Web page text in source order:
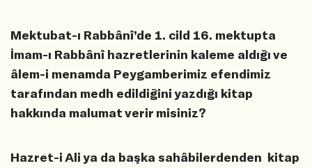
Mektubat-ı Rabbânî’de 1. cild 16. mektupta
İmam-ı Rabbânî hazretlerinin kaleme aldığı ve
âlem-i menamda Peygamberimiz efendimiz
tarafından medh edildiğini yazdığı kitap
hakkında malumat verir misiniz?
Hazret-i Ali ya da başka sahâbilerdenden kitap